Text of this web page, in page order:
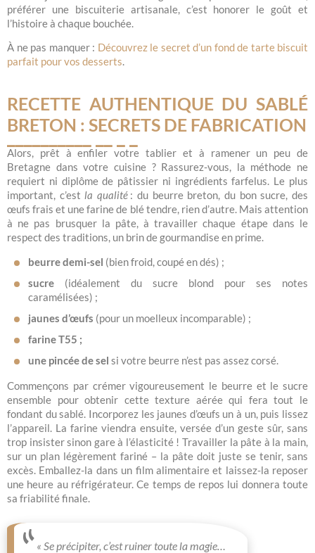
préférer une biscuiterie artisanale, c’est honorer le goût et
l’histoire à chaque bouchée.
À ne pas manquer : Découvrez le secret d’un fond de tarte biscuit
parfait pour vos desserts.
RECETTE AUTHENTIQUE DU SABLÉ
BRETON : SECRETS DE FABRICATION
Alors, prêt à enfiler votre tablier et à ramener un peu de
Bretagne dans votre cuisine ? Rassurez-vous, la méthode ne
requiert ni diplôme de pâtissier ni ingrédients farfelus. Le plus
important, c’est la qualité : du beurre breton, du bon sucre, des
œufs frais et une farine de blé tendre, rien d’autre. Mais attention
à ne pas brusquer la pâte, à travailler chaque étape dans le
respect des traditions, un brin de gourmandise en prime.
beurre demi-sel (bien froid, coupé en dés) ;
sucre (idéalement du sucre blond pour ses notes
caramélisées) ;
jaunes d’œufs (pour un moelleux incomparable) ;
farine T55 ;
une pincée de sel si votre beurre n’est pas assez corsé.
Commençons par crémer vigoureusement le beurre et le sucre
ensemble pour obtenir cette texture aérée qui fera tout le
fondant du sablé. Incorporez les jaunes d’œufs un à un, puis lissez
l’appareil. La farine viendra ensuite, versée d’un geste sûr, sans
trop insister sinon gare à l’élasticité ! Travailler la pâte à la main,
sur un plan légèrement fariné – la pâte doit juste se tenir, sans
excès. Emballez-la dans un film alimentaire et laissez-la reposer
une heure au réfrigérateur. Ce temps de repos lui donnera toute
sa friabilité finale.
« Se précipiter, c’est ruiner toute la magie…